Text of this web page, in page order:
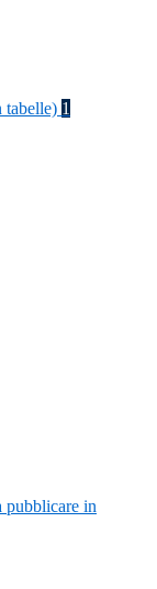
tabelle) 1
pubblicare in